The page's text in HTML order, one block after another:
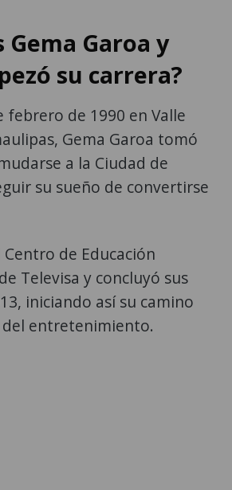
Gema Garoa y
su carrera?
febrero de 1990 en Valle
Gema Garoa tomó
a la Ciudad de
su sueño de convertirse
de Educación
Televisa y concluyó sus
iniciando así su camino
entretenimiento.